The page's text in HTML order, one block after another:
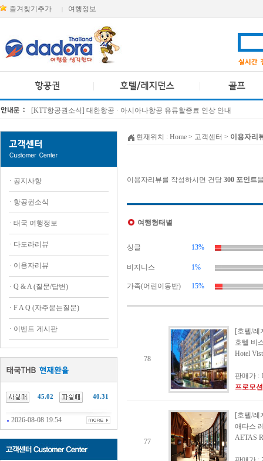
즐겨찾기추가 여행정보
[KTT항공권소식] 대한항공 · 아시아나항공 유류할증료 인상 안내
· 공지사항
· 항공권소식
· 태국 여행정보
· 다도라리뷰
· 이용자리뷰
· Q & A (질문/답변)
· F A Q (자주묻는질문)
· 이벤트 게시판
45.02 40.31
2026-08-08 19:54
현재위치 : Home > 고객센터 > 이용자리
이용자리뷰를 작성하시면 건당 300 포인트
여행형태별
싱글 13%
비지니스 1%
가족(어린이동반) 15%
78
[호텔/
호텔 비
Hotel
판매가 :
프로모
77
[호텔/
애타스
AETAS